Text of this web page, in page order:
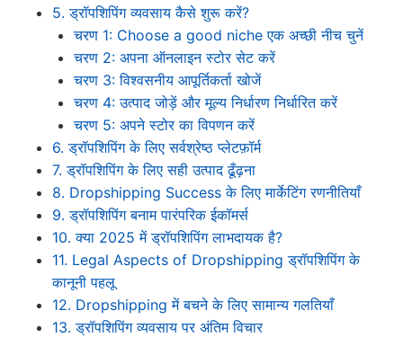
5. ड्रॉपशिपिंग व्यवसाय कैसे शुरू करें?
चरण 1: Choose a good niche एक अच्छी नीच चुनें
चरण 2: अपना ऑनलाइन स्टोर सेट करें
चरण 3: विश्वसनीय आपूर्तिकर्ता खोजें
चरण 4: उत्पाद जोड़ें और मूल्य निर्धारण निर्धारित करें
चरण 5: अपने स्टोर का विपणन करें
6. ड्रॉपशिपिंग के लिए सर्वश्रेष्ठ प्लेटफ़ॉर्म
7. ड्रॉपशिपिंग के लिए सही उत्पाद ढूँढ़ना
8. Dropshipping Success के लिए मार्केटिंग रणनीतियाँ
9. ड्रॉपशिपिंग बनाम पारंपरिक ईकॉमर्स
10. क्या 2025 में ड्रॉपशिपिंग लाभदायक है?
11. Legal Aspects of Dropshipping ड्रॉपशिपिंग के
कानूनी पहलू
12. Dropshipping में बचने के लिए सामान्य गलतियाँ
13. ड्रॉपशिपिंग व्यवसाय पर अंतिम विचार